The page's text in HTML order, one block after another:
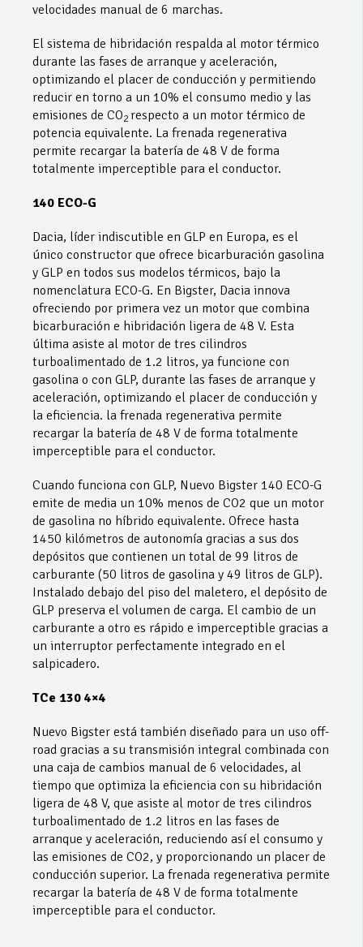
velocidades manual de 6 marchas.
El sistema de hibridación respalda al motor térmico
durante las fases de arranque y aceleración,
optimizando el placer de conducción y permitiendo
reducir en torno a un 10% el consumo medio y las
emisiones de CO2 respecto a un motor térmico de
potencia equivalente. La frenada regenerativa
permite recargar la batería de 48 V de forma
totalmente imperceptible para el conductor.
140 ECO-G
Dacia, líder indiscutible en GLP en Europa, es el
único constructor que ofrece bicarburación gasolina
y GLP en todos sus modelos térmicos, bajo la
nomenclatura ECO-G. En Bigster, Dacia innova
ofreciendo por primera vez un motor que combina
bicarburación e hibridación ligera de 48 V. Esta
última asiste al motor de tres cilindros
turboalimentado de 1.2 litros, ya funcione con
gasolina o con GLP, durante las fases de arranque y
aceleración, optimizando el placer de conducción y
la eficiencia. la frenada regenerativa permite
recargar la batería de 48 V de forma totalmente
imperceptible para el conductor.
Cuando funciona con GLP, Nuevo Bigster 140 ECO-G
emite de media un 10% menos de CO2 que un motor
de gasolina no híbrido equivalente. Ofrece hasta
1450 kilómetros de autonomía gracias a sus dos
depósitos que contienen un total de 99 litros de
carburante (50 litros de gasolina y 49 litros de GLP).
Instalado debajo del piso del maletero, el depósito de
GLP preserva el volumen de carga. El cambio de un
carburante a otro es rápido e imperceptible gracias a
un interruptor perfectamente integrado en el
salpicadero.
TCe 130 4×4
Nuevo Bigster está también diseñado para un uso off-
road gracias a su transmisión integral combinada con
una caja de cambios manual de 6 velocidades, al
tiempo que optimiza la eficiencia con su hibridación
ligera de 48 V, que asiste al motor de tres cilindros
turboalimentado de 1.2 litros en las fases de
arranque y aceleración, reduciendo así el consumo y
las emisiones de CO2, y proporcionando un placer de
conducción superior. La frenada regenerativa permite
recargar la batería de 48 V de forma totalmente
imperceptible para el conductor.